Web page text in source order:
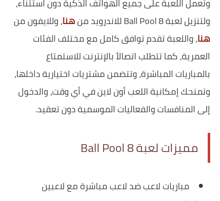
ولتنزيل لعبة 8 Ball Pool للاندرويد من
هنا، وللايفون من
هنا، واللعبة تقدم توافق كامل مع مختلف الفئات
العمرية، كما تتطلب اتصالاً بالإنترنت للاستمتاع
بالمباريات المباشرة، وتتضمن مشتريات اختيارية داخلها،
وتمنحك إمكانية اللعب أون لاين في أي وقت، والدخول
إلى المنافسات والفعاليات الموسمية دون تعقيد.
مميزات لعبة 8 Ball Pool
مباريات لاعب ضد لاعب مباشرة مع لاعبين